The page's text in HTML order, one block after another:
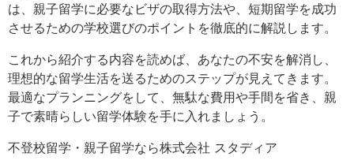
は、親子留学に必要なビザの取得方法や、短期留学を成功
させるための学校選びのポイントを徹底的に解説します。
これから紹介する内容を読めば、あなたの不安を解消し、
理想的な留学生活を送るためのステップが見えてきます。
最適なプランニングをして、無駄な費用や手間を省き、親
子で素晴らしい留学体験を手に入れましょう。
不登校留学・親子留学なら株式会社 スタディア